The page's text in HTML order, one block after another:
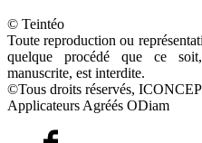
© Teintéo
Toute reproduction ou
quelque procédé que ce
manuscrite, est interdite.
©Tous droits réservés,
Applicateurs Agréés ODiam